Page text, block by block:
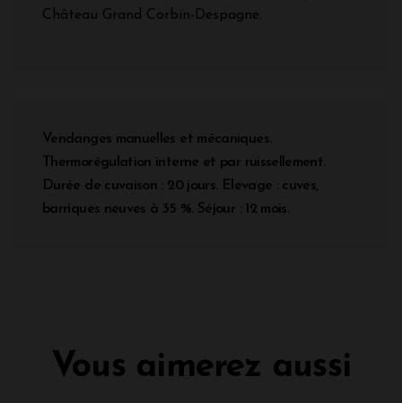
Château Grand Corbin-Despagne.
Vendanges manuelles et mécaniques.
Thermorégulation interne et par ruissellement.
Durée de cuvaison : 20 jours. Elevage : cuves,
barriques neuves à 35 %. Séjour : 12 mois.
Vous aimerez aussi